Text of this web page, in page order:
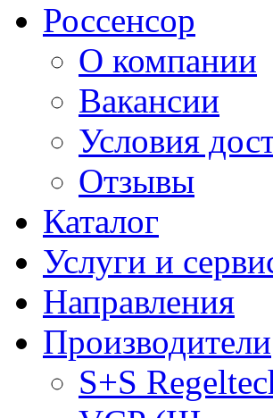
Россенсор
О компании
Вакансии
Условия
Отзывы
Каталог
Услуги и
Направления
Производители
S+S